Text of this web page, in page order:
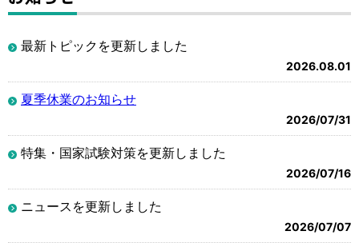
最新トピックを更新しました
2026.08.01
夏季休業のお知らせ
2026/07/31
特集・国家試験対策を更新しました
2026/07/16
ニュースを更新しました
2026/07/07